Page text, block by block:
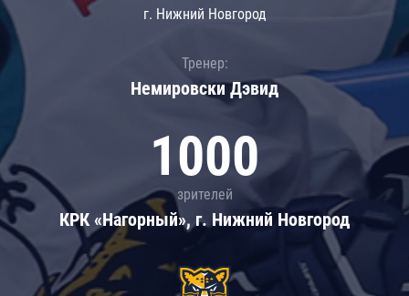
г. Нижний Новгород
Тренер:
Немировски Дэвид
1000
зрителей
КРК «Нагорный», г. Нижний Новгород